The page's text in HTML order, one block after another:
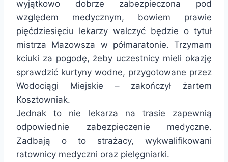
wyjątkowo dobrze zabezpieczona pod
względem medycznym, bowiem prawie
pięćdziesięciu lekarzy walczyć będzie o tytuł
mistrza Mazowsza w półmaratonie. Trzymam
kciuki za pogodę, żeby uczestnicy mieli okazję
sprawdzić kurtyny wodne, przygotowane przez
Wodociągi Miejskie – zakończył żartem
Kosztowniak.
Jednak to nie lekarza na trasie zapewnią
odpowiednie zabezpieczenie medyczne.
Zadbają o to strażacy, wykwalifikowani
ratownicy medyczni oraz pielęgniarki.